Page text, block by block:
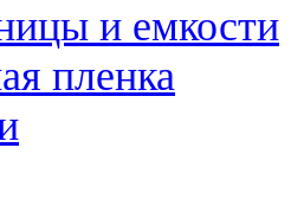
и емкости
пленка